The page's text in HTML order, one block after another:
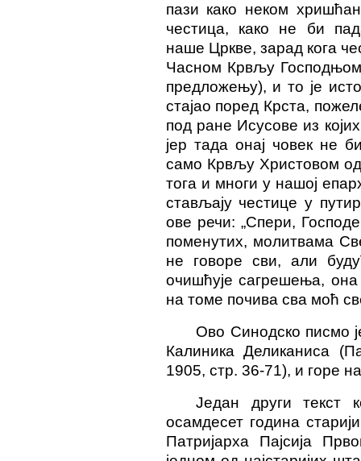
пази како неком
честица, како не би
наше Цркве, зарад кога
Часном Крвљу
предложењу), и то је
стајао поред Крста,
под ране Исусове из
јер тада онај човек не
само Крвљу Христовом
тога и многи у нашој
стављају честице у
ове речи: „Спери,
поменутих, молитвама
не говоре сви, али
очишћује сагрешења, она
на томе почива сва моћ
Ово Синодско писмо
Калиника Деликаниса
1905, стр. 36-71), и горе
Један други текст
осамдесет година
Патријарха Пајсија